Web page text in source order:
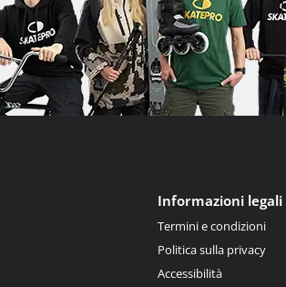
Informazioni legali
Termini e condizioni
Politica sulla privacy
Accessibilità